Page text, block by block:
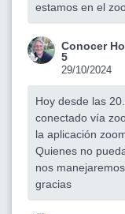
estamos en el
Conocer
5
29/10/2024
Hoy desde las
conectado vía
la aplicación
Quienes no
nos
gracias